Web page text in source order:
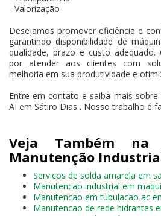
- Valorização
Desejamos promover eficiência e
garantindo disponibilidade de
qualidade, prazo e custo adequado.
por atender aos clientes com
melhoria em sua produtividade e
Entre em contato e saiba mais
AI em Sátiro Dias . Nosso trabalho é
Veja Também
Manutenção
Servicos de solda amarela em
Manutencao industrial em
Manutencao em tubulacao ac
Manutencao de rede hidrantes